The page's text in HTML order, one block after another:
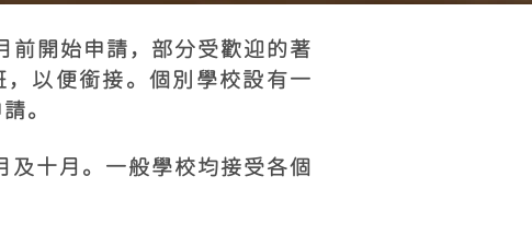
前開始申請，部分受歡迎的著
以便銜接。個別學校設有一
。
十月。一般學校均接受各個